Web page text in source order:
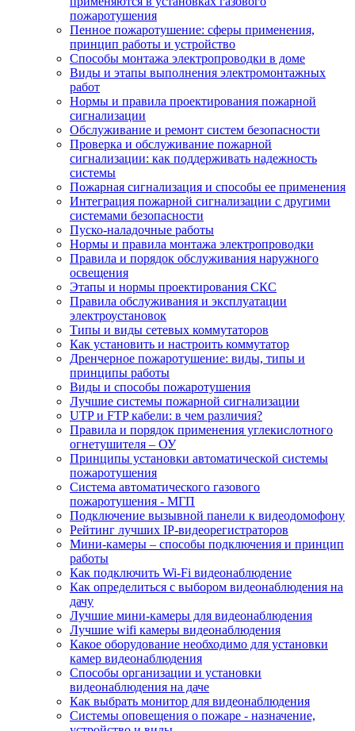
пожаротушения
Пенное пожаротушение: сферы применения,
принцип работы и устройство
Способы монтажа электропроводки в доме
Виды и этапы выполнения электромонтажных
работ
Нормы и правила проектирования пожарной
сигнализации
Обслуживание и ремонт систем безопасности
Проверка и обслуживание пожарной
сигнализации: как поддерживать надежность
системы
Пожарная сигнализация и способы ее применения
Интеграция пожарной сигнализации с другими
системами безопасности
Пуско-наладочные работы
Нормы и правила монтажа электропроводки
Правила и порядок обслуживания наружного
освещения
Этапы и нормы проектирования СКС
Правила обслуживания и эксплуатации
электроустановок
Типы и виды сетевых коммутаторов
Как установить и настроить коммутатор
Дренчерное пожаротушение: виды, типы и
принципы работы
Виды и способы пожаротушения
Лучшие системы пожарной сигнализации
UTP и FTP кабели: в чем различия?
Правила и порядок применения углекислотного
огнетушителя – ОУ
Принципы установки автоматической системы
пожаротушения
Система автоматического газового
пожаротушения - МГП
Подключение вызывной панели к видеодомофону
Рейтинг лучших IP-видеорегистраторов
Мини-камеры – способы подключения и принцип
работы
Как подключить Wi-Fi видеонаблюдение
Как определиться с выбором видеонаблюдения на
дачу
Лучшие мини-камеры для видеонаблюдения
Лучшие wifi камеры видеонаблюдения
Какое оборудование необходимо для установки
камер видеонаблюдения
Способы организации и установки
видеонаблюдения на даче
Как выбрать монитор для видеонаблюдения
Системы оповещения о пожаре - назначение,